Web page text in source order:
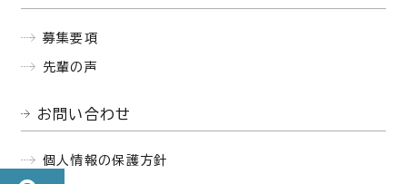
募集要項
先輩の声
お問い合わせ
個人情報の保護方針